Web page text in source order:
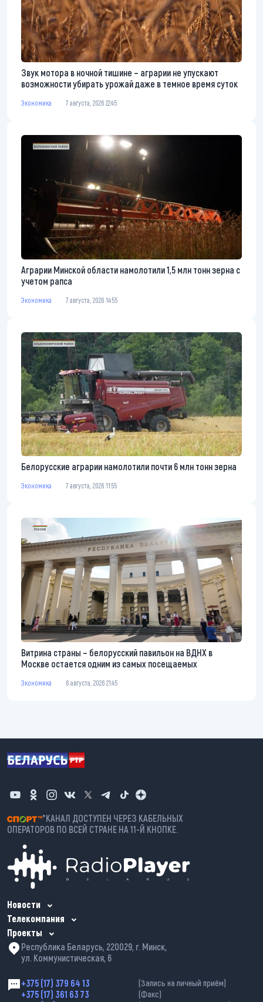
Звук мотора в ночной тишине – аграрии не упускают
возможности убирать урожай даже в темное время суток
Экономика 7 августа, 2026 22:45
Аграрии Минской области намолотили 1,5 млн тонн зерна с
учетом рапса
Экономика 7 августа, 2026 14:55
Белорусские аграрии намолотили почти 6 млн тонн зерна
Экономика 7 августа, 2026 11:55
Витрина страны – белорусский павильон на ВДНХ в
Москве остается одним из самых посещаемых
Экономика 6 августа, 2026 21:45
*КАНАЛ ДОСТУПЕН ЧЕРЕЗ КАБЕЛЬНЫХ
ОПЕРАТОРОВ ПО ВСЕЙ СТРАНЕ НА 11-Й КНОПКЕ.
Новости
Телекомпания
Проекты
Республика Беларусь, 220029, г. Минск,
ул. Коммунистическая, 6
+375 (17) 379 64 13 (Запись на личный приём)
+375 (17) 361 63 73 (Факс)